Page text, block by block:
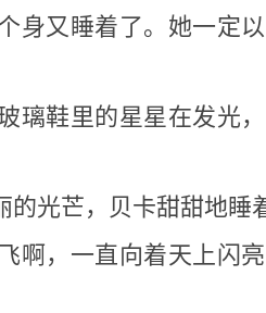
身又睡着了。她一定
璃鞋里的星星在发光
光芒，贝卡甜甜地睡
啊，一直向着天上闪